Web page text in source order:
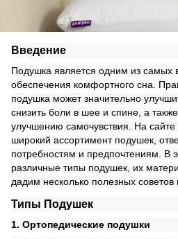
Введение
Подушка является одним из самых
обеспечения комфортного сна.
подушка может значительно
снизить боли в шее и спине, а
улучшению самочувствия. На
широкий ассортимент подушек,
потребностям и предпочтениям. В
различные типы подушек, их
дадим несколько полезных советов
Типы Подушек
1. Ортопедические подушки